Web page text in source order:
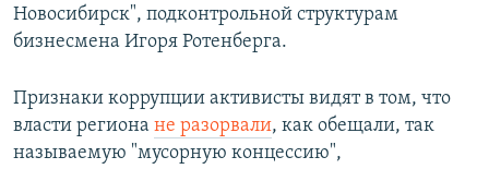
Новосибирск", подконтрольной структурам
бизнесмена Игоря Ротенберга.
Признаки коррупции активисты видят в том, что
власти региона не разорвали, как обещали, так
называемую "мусорную концессию",